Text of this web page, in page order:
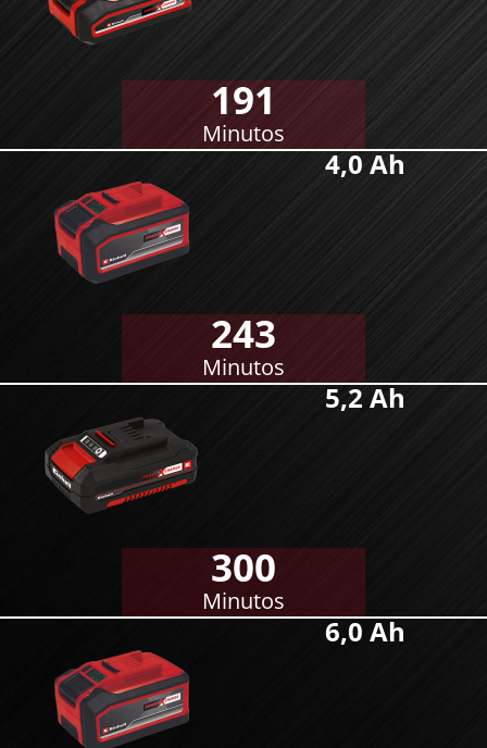
191
Minutos
4,0 Ah
243
Minutos
5,2 Ah
300
Minutos
6,0 Ah